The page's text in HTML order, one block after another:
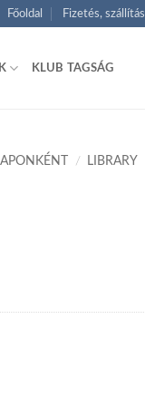
Főoldal Fizetés, szállítás
KLUB TAGSÁG
/
LIBRARY